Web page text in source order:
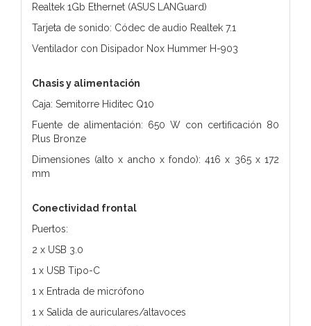
Realtek 1Gb Ethernet (ASUS LANGuard)
Tarjeta de sonido: Códec de audio Realtek 7.1
Ventilador con Disipador Nox Hummer H-903
Chasis y alimentación
Caja: Semitorre Hiditec Q10
Fuente de alimentación: 650 W con certificación 80
Plus Bronze
Dimensiones (alto x ancho x fondo): 416 x 365 x 172
mm
Conectividad frontal
Puertos:
2 x USB 3.0
1 x USB Tipo-C
1 x Entrada de micrófono
1 x Salida de auriculares/altavoces